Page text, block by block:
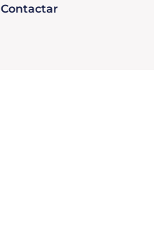
Contactar